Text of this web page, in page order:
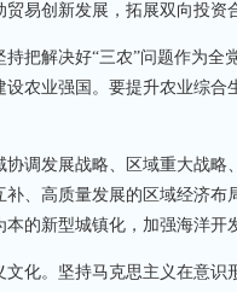
易创新发展，拓展双向投资
解决好“三农”问题作为全
农业强国。要提升农业综
发展战略、区域重大战略
、高质量发展的区域经济布
的新型城镇化，加强海洋开
。坚持马克思主义在意识